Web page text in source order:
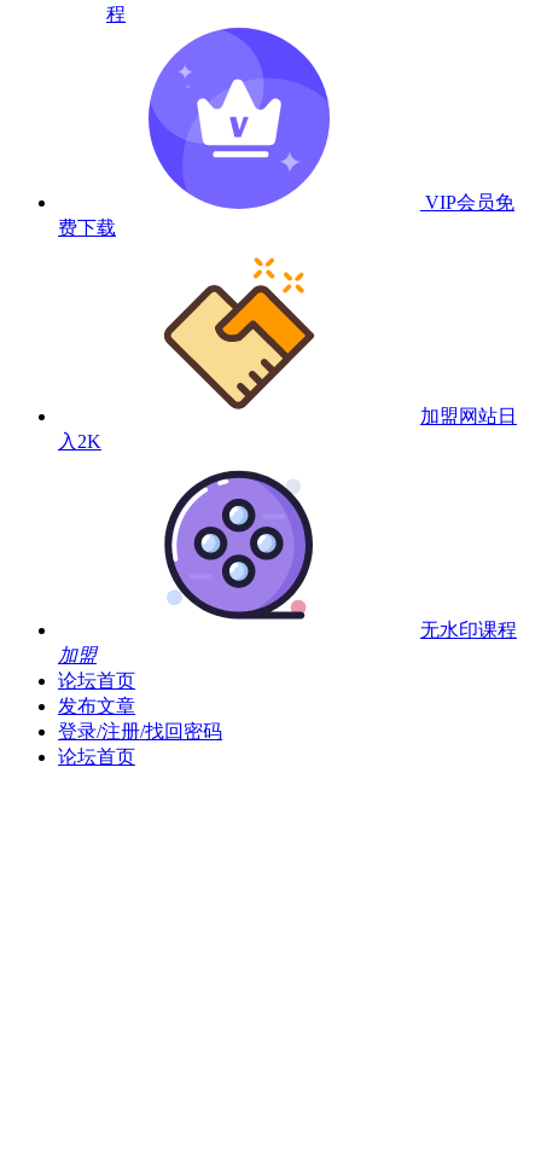
程
VIP会员免
费下载
加盟网站日
入2K
无水印课程
加盟
论坛首页
发布文章
登录/注册/找回密码
论坛首页